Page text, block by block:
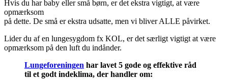
Hvis du har baby eller små børn, er det ekstra vigtigt, at være
opmærksom
på dette. De små er ekstra udsatte, men vi bliver ALLE påvirket.
Lider du af en lungesygdom fx KOL, er det særligt vigtigt at være
opmærksom på den luft du indånder.
Lungeforeningen har lavet 5 gode og effektive råd
til et godt indeklima, der handler om: